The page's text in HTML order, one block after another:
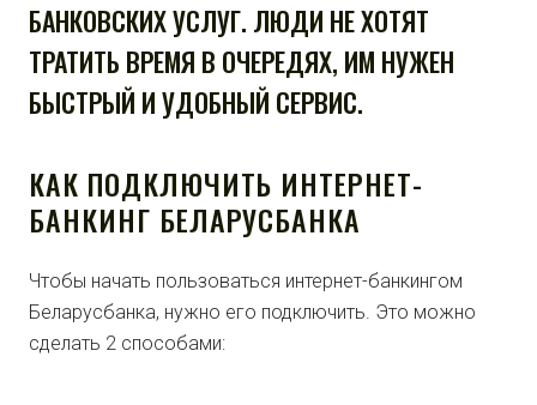
БАНКОВСКИХ УСЛУГ. ЛЮДИ НЕ ХОТЯТ
ТРАТИТЬ ВРЕМЯ В ОЧЕРЕДЯХ, ИМ НУЖЕН
БЫСТРЫЙ И УДОБНЫЙ СЕРВИС.
КАК ПОДКЛЮЧИТЬ ИНТЕРНЕТ-
БАНКИНГ БЕЛАРУСБАНКА
Чтобы начать пользоваться интернет-банкингом
Беларусбанка, нужно его подключить. Это можно
сделать 2 способами: